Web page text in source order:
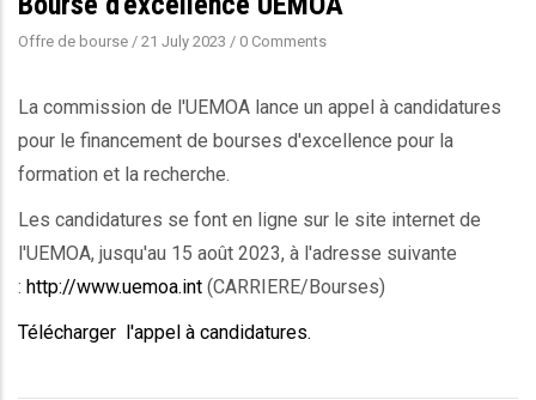
Offre de bourse / 21 July 2023 / 0 Comments
La commission de l'UEMOA lance un appel à candidatures
pour le financement de bourses d'excellence pour la
formation et la recherche.
Les candidatures se font en ligne sur le site internet de
l'UEMOA, jusqu'au 15 août 2023, à l'adresse suivante
: http://www.uemoa.int (CARRIERE/Bourses)
Télécharger l'appel à candidatures.